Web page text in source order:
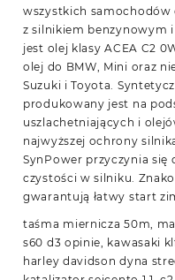
wszystkich
z silnikiem benzynowym
jest olej klasy ACEA C2
olej do BMW, Mini oraz
Suzuki i Toyota.
produkowany jest na
uszlachetniających i
najwyższej ochrony
SynPower przyczynia się
czystości w silniku.
gwarantują łatwy start
taśma miernicza 50m,
s60 d3 opinie, kawasaki
harley davidson dyna